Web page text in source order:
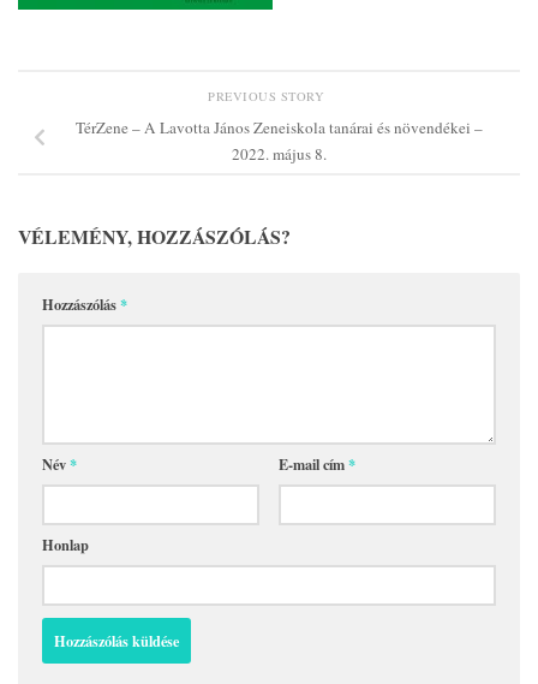
PREVIOUS STORY
TérZene – A Lavotta János Zeneiskola tanárai és növendékei –
2022. május 8.
VÉLEMÉNY, HOZZÁSZÓLÁS?
Hozzászólás*
Név* E-mail cím*
Honlap